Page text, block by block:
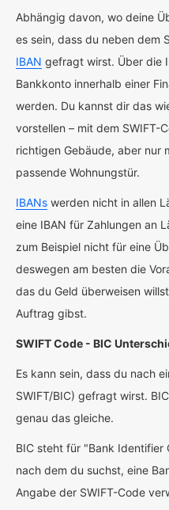
Abhängig davon, wo deine
es sein, dass du neben dem
IBAN gefragt wirst. Über die
Bankkonto innerhalb einer
werden. Du kannst dir das
vorstellen – mit dem SWIFT-
richtigen Gebäude, aber nur
passende Wohnungstür.
IBANs werden nicht in allen
eine IBAN für Zahlungen an
zum Beispiel nicht für eine
deswegen am besten die
das du Geld überweisen
Auftrag gibst.
SWIFT Code - BIC
Es kann sein, dass du nach
SWIFT/BIC) gefragt wirst.
genau das gleiche.
BIC steht für "Bank Identifier
nach dem du suchst, eine
Angabe der SWIFT-Code